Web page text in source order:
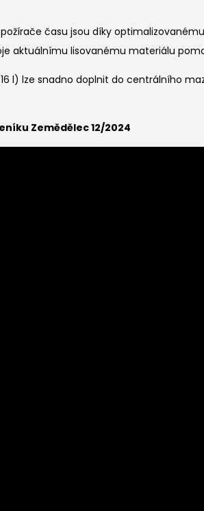
času jsou díky
aktuálnímu lisovanému materiálu
l) lze snadno doplnit do centrálního
Zemědělec 12/2024